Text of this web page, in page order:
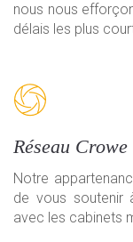
nous nous
délais les plus
Réseau
Notre
de vous soutenir
avec les cabinets